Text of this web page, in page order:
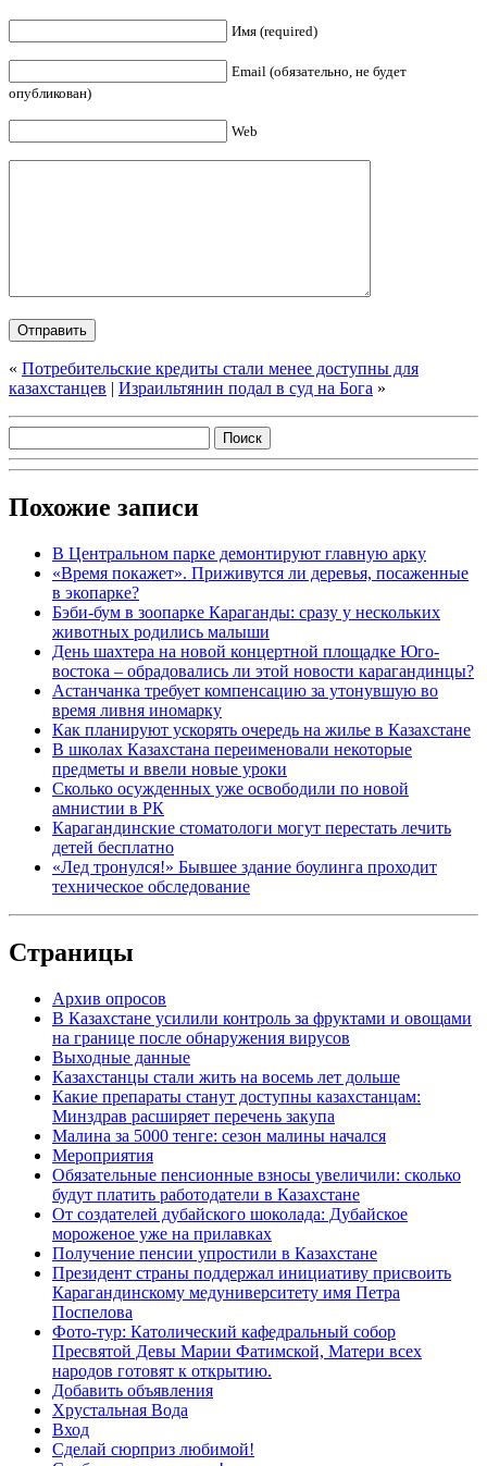
Имя (required)
Email (обязательно, не будет
опубликован)
Web
« Потребительские кредиты стали менее доступны для
казахстанцев | Израильтянин подал в суд на Бога »
Похожие записи
В Центральном парке демонтируют главную арку
«Время покажет». Приживутся ли деревья, посаженные
в экопарке?
Бэби-бум в зоопарке Караганды: сразу у нескольких
животных родились малыши
День шахтера на новой концертной площадке Юго-
востока – обрадовались ли этой новости карагандинцы?
Астанчанка требует компенсацию за утонувшую во
время ливня иномарку
Как планируют ускорять очередь на жилье в Казахстане
В школах Казахстана переименовали некоторые
предметы и ввели новые уроки
Сколько осужденных уже освободили по новой
амнистии в РК
Карагандинские стоматологи могут перестать лечить
детей бесплатно
«Лед тронулся!» Бывшее здание боулинга проходит
техническое обследование
Страницы
Архив опросов
В Казахстане усилили контроль за фруктами и овощами
на границе после обнаружения вирусов
Выходные данные
Казахстанцы стали жить на восемь лет дольше
Какие препараты станут доступны казахстанцам:
Минздрав расширяет перечень закупа
Малина за 5000 тенге: сезон малины начался
Мероприятия
Обязательные пенсионные взносы увеличили: сколько
будут платить работодатели в Казахстане
От создателей дубайского шоколада: Дубайское
мороженое уже на прилавках
Получение пенсии упростили в Казахстане
Президент страны поддержал инициативу присвоить
Карагандинскому медуниверситету имя Петра
Поспелова
Фото-тур: Католический кафедральный собор
Пресвятой Девы Марии Фатимской, Матери всех
народов готовят к открытию.
Добавить объявления
Хрустальная Вода
Вход
Сделай сюрприз любимой!